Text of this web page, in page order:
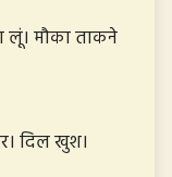
मौका ताकने
दिल खुश।